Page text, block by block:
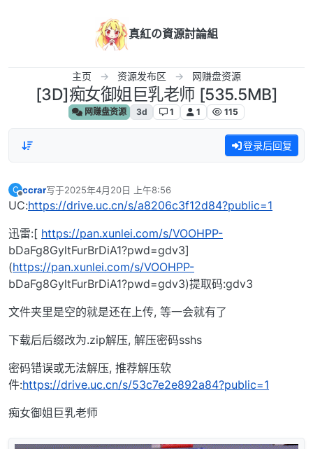
真紅の資源討論組
主页 资源发布区 网赚盘资源
[3D]痴女御姐巨乳老师 [535.5MB]
网赚盘资源 3d 1 1 115
登录后回复
C
离线
ccrar写于2025年4月20日 上午8:56
最后由 编辑
UC:https://drive.uc.cn/s/a8206c3f12d84?public=1
迅雷:[ https://pan.xunlei.com/s/VOOHPP-
bDaFg8GyltFurBrDiA1?pwd=gdv3]
(https://pan.xunlei.com/s/VOOHPP-
bDaFg8GyltFurBrDiA1?pwd=gdv3)提取码:gdv3
文件夹里是空的就是还在上传, 等一会就有了
下载后后缀改为.zip解压, 解压密码sshs
密码错误或无法解压, 推荐解压软
件:https://drive.uc.cn/s/53c7e2e892a84?public=1
痴女御姐巨乳老师